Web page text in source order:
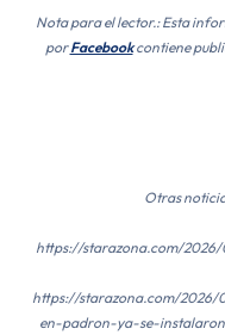
Nota para el lector.: Esta
porFacebookcontiene
Otras
https://starazona.com/
https://starazona.com/
en-padron-ya-se-